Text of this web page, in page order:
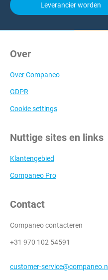
Leverancier worden
Over
Over Companeo
GDPR
Cookie settings
Nuttige sites en links
Klantengebied
Companeo Pro
Contact
Companeo contacteren
+31 970 102 54591
customer-service@companeo.nl